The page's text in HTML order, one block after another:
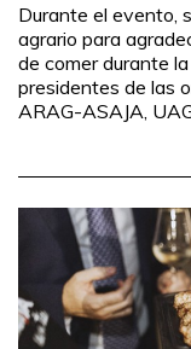
Durante el evento,
agrario para
de comer durante
presidentes de las
ARAG-ASAJA,